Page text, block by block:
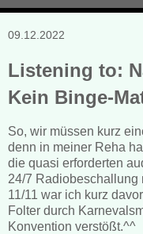
09.12.2022
Listening to:
Kein Binge-
So, wir müssen kurz
denn in meiner Reha
die quasi erforderten
24/7 Radiobeschallung
11/11 war ich kurz
Folter durch
Konvention verstößt.^^